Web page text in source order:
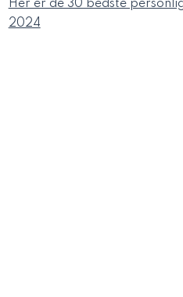
Her er de 30 bedste
2024